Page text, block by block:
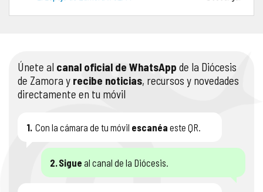
Únete al canal oficial de WhatsApp de la Diócesis
de Zamora y recibe noticias, recursos y novedades
directamente en tu móvil
1. Con la cámara de tu móvil escanéa este QR.
2.Sigue al canal de la Diócesis.
PORTAL DE TRANSPARENCIA
APOSTOLADO SEGLAR
AUDIOS